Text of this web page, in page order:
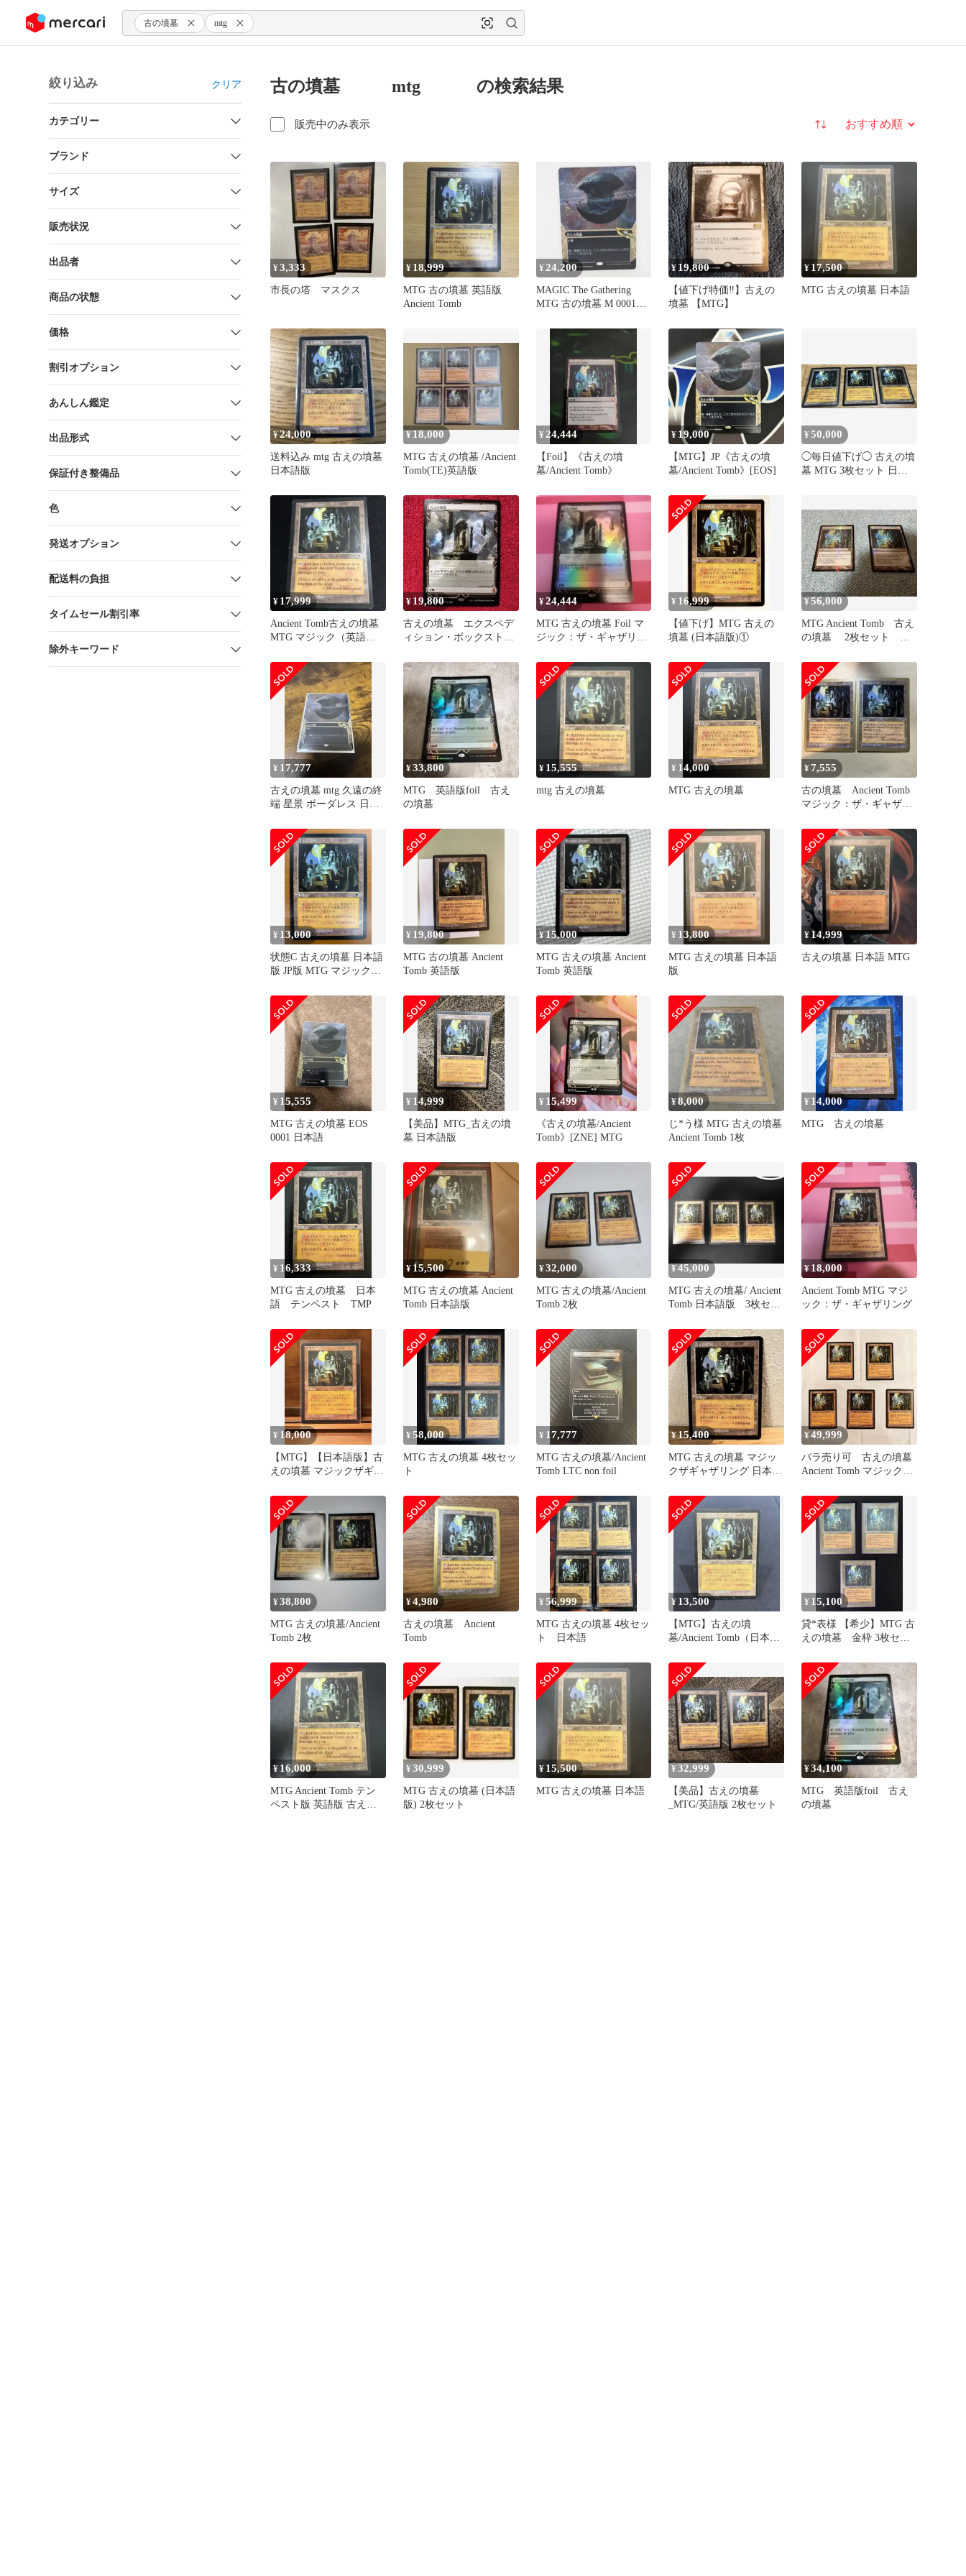
ツにスキップ 古の墳墓 mtg
絞り込み クリア
カテゴリー
ブランド
サイズ
販売状況
出品者
商品の状態
価格
割引オプション
あんしん鑑定
出品形式
保証付き整備品
色
発送オプション
配送料の負担
タイムセール割引率
除外キーワード
古の墳墓 mtg の検索結果
販売中のみ表示 並び替え
¥3,333
市長の塔 マスクス
¥ 18,999
MTG 古の墳墓 英語版
Ancient Tomb
¥24,200
MAGIC The Gathering
MTG 古の墳墓 M 0001
レカ ∴WU5638
¥19,800
【値下げ特価‼️】古えの
墳墓 【MTG】
¥ 17,500
MTG 古えの墳墓 日本語
¥24,000
送料込み mtg 古えの墳墓
日本語版
¥ 18,000
MTG 古えの墳墓 /Ancient
Tomb(TE)英語版
¥ 24,444
【Foil】《古えの墳
墓/Ancient Tomb》
¥ 19,000
【MTG】JP《古えの墳
墓/Ancient Tomb》[EOS]
¥50,000
◯毎日値下げ◯ 古えの墳
墓 MTG 3枚セット 日本
¥ 17,999
Ancient Tomb古えの墳墓
MTG マジック（英語
¥19,800
古えの墳墓 エクスペデ
ィション・ボックストッ
MTG
¥24,444
MTG 古えの墳墓 Foil マ
ジック：ザ・ギャザリン
¥ 16,999
【値下げ】MTG 古えの
墳墓 (日本語版)①
¥56,000
MTG Ancient Tomb 古え
の墳墓 2枚セット
¥ 17,777
古えの墳墓 mtg 久遠の終
端 星景 ボーダレス 日本
¥33,800
MTG 英語版foil 古え
の墳墓
¥ 15,555
mtg 古えの墳墓
¥ 14,000
MTG 古えの墳墓
¥7,555
古の墳墓 Ancient Tomb
マジック：ザ・ギャザリ
¥ 13,000
状態C 古えの墳墓 日本語
版 JP版 MTG マジック・
¥ 19,800
MTG 古の墳墓 Ancient
Tomb 英語版
¥15,000
MTG 古えの墳墓 Ancient
Tomb 英語版
¥ 13,800
MTG 古えの墳墓 日本語
版
¥14,999
古えの墳墓 日本語 MTG
¥ 15,555
MTG 古えの墳墓 EOS
0001 日本語
¥ 14,999
【美品】MTG_古えの墳
墓 日本語版
¥ 15,499
《古えの墳墓/Ancient
Tomb》[ZNE] MTG
¥8,000
じ*う様 MTG 古えの墳墓
Ancient Tomb 1枚
¥ 14,000
MTG 古えの墳墓
¥ 16,333
MTG 古えの墳墓 日本
語 テンペスト TMP
¥ 15,500
MTG 古えの墳墓 Ancient
Tomb 日本語版
¥32,000
MTG 古えの墳墓/Ancient
Tomb 2枚
¥45,000
MTG 古えの墳墓/ Ancient
Tomb 日本語版 3枚セッ
¥ 18,000
Ancient Tomb MTG マジ
ック：ザ・ギャザリング
¥ 18,000
【MTG】【日本語版】古
えの墳墓 マジックザギャ
¥58,000
MTG 古えの墳墓 4枚セッ
ト
¥ 17,777
MTG 古えの墳墓/Ancient
Tomb LTC non foil
¥15,400
MTG 古えの墳墓 マジッ
クザギャザリング 日本語
¥49,999
バラ売り可 古えの墳墓
Ancient Tomb マジックザ
¥38,800
MTG 古えの墳墓/Ancient
Tomb 2枚
¥4,980
古えの墳墓 Ancient
Tomb
¥56,999
MTG 古えの墳墓 4枚セッ
ト 日本語
¥ 13,500
【MTG】古えの墳
墓/Ancient Tomb（日本語
¥ 15,100
貸*表様 【希少】MTG 古
えの墳墓 金枠 3枚セッ
¥ 16,000
MTG Ancient Tomb テン
ペスト版 英語版 古えの
¥30,999
MTG 古えの墳墓 (日本語
版) 2枚セット
¥ 15,500
MTG 古えの墳墓 日本語
¥32,999
【美品】古えの墳墓
_MTG/英語版 2枚セット
¥34,100
MTG 英語版foil 古え
の墳墓